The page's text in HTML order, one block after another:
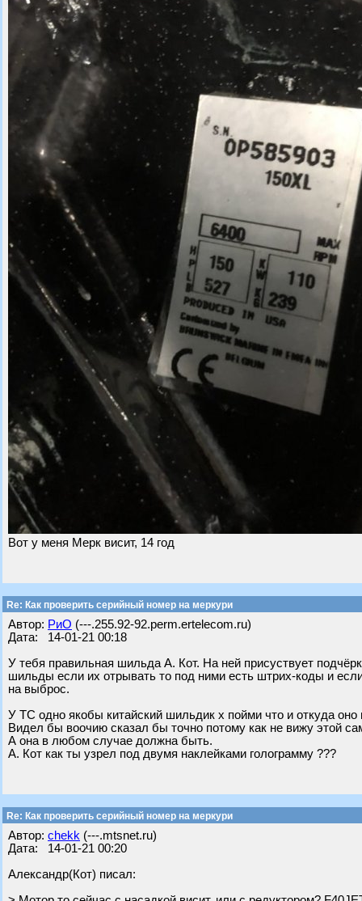
Вот у меня Мерк висит, 14 год
Re: Как проверить серийный номер на меркури
Автор: РиО (---.255.92-92.perm.ertelecom.ru)
Дата: 14-01-21 00:18
У тебя правильная шильда А. Кот. На ней присуствует
шильды если их отрывать то под ними есть штрих-коды и
на выброс.
У ТС одно якобы китайский шильдик х пойми что и откуда
Видел бы воочию сказал бы точно потому как не вижу этой
А она в любом случае должна быть.
А. Кот как ты узрел под двумя наклейками голограмму ???
Re: Как проверить серийный номер на меркури
Автор: chekk (---.mtsnet.ru)
Дата: 14-01-21 00:20
Александр(Кот) писал: